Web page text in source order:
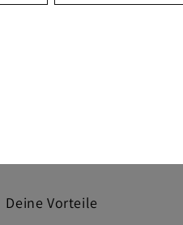
Deine Vorteile